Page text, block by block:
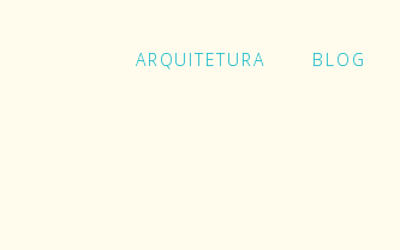
ARQUITETURA BLOG